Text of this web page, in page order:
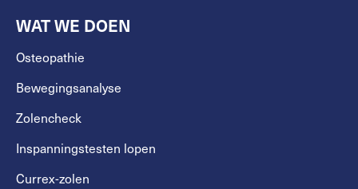
WAT WE DOEN
Osteopathie
Bewegingsanalyse
Zolencheck
Inspanningstesten lopen
Currex-zolen